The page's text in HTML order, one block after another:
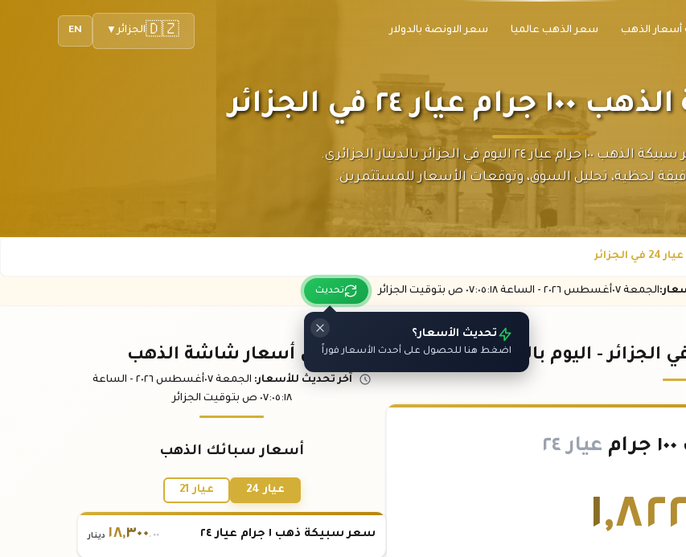
أسعار الذهب سعر الذهب عالميا سعر الاونصة بالدولار EN 🇩🇿الجزائر▼
٢٤ في الجزائر
اكتشف سعر سبيكة الذهب ١٠٠ جرام عيار ٢٤ اليوم في الجزائر بالدينار الجزائري.
لحظية، تحليل السوق، وتوقعات الأسعار للمستثمرين.
:الجمعة ٠٧ أغسطس ٢٠٢٦ - الساعة :١٨ ص بتوقيت الجزائر تحديث
تحديث الأسعار؟
اضغط هنا للحصول على أحدث الأسعار فوراً
عيار ٢٤
١,
باقي أسعار شاشة الذهب
آخر تحديث للأسعار: الجمعة ٠٧ أغسطس ٢٠٢٦ -
الساعة
٠٧:٠٥:١٨ ص بتوقيت الجزائر
أسعار سبائك الذهب
عيار 24 عيار 21
سعر سبيكة ذهب ١ جرام عيار ٢٤ ١٨,٣٠٠.٠٠ دينار